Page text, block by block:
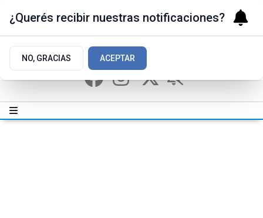
¿Querés recibir nuestras notificaciones?
NO, GRACIAS ACEPTAR